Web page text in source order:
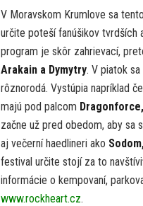
V Moravskom Krumlove sa
určite poteší fanúšikov tvrdších
program je skôr zahrievací,
Arakain a Dymytry. V piatok
rôznorodá. Vystúpia napríklad
majú pod palcom
začne už pred obedom, aby sa
aj večerní haedlineri ako
festival určite stojí za to
informácie o kempovaní,
www.rockheart.cz.